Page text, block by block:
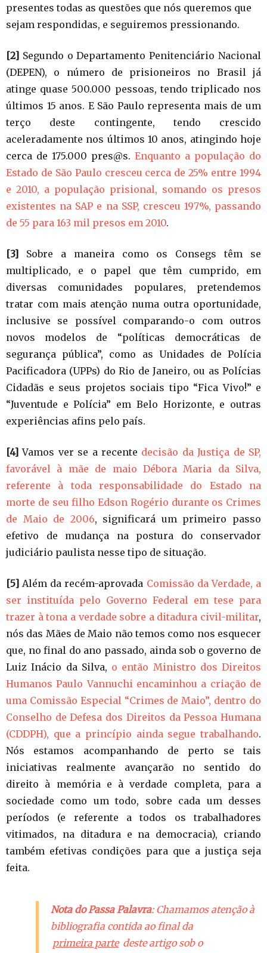
presentes todas as questões que nós queremos que
sejam respondidas, e seguiremos pressionando.
[2] Segundo o Departamento Penitenciário Nacional
(DEPEN), o número de prisioneiros no Brasil já
atinge quase 500.000 pessoas, tendo triplicado nos
últimos 15 anos. E São Paulo representa mais de um
terço deste contingente, tendo crescido
aceleradamente nos últimos 10 anos, atingindo hoje
cerca de 175.000 pres@s. Enquanto a população do
Estado de São Paulo cresceu cerca de 25% entre 1994
e 2010, a população prisional, somando os presos
existentes na SAP e na SSP, cresceu 197%, passando
de 55 para 163 mil presos em 2010.
[3]
Sobre a maneira como os Consegs têm se
multiplicado, e o papel que têm cumprido, em
diversas comunidades populares, pretendemos
tratar com mais atenção numa outra oportunidade,
inclusive se possível comparando-o com outros
novos modelos de “políticas democráticas de
segurança pública”, como as Unidades de Polícia
Pacificadora (UPPs) do Rio de Janeiro, ou as Polícias
Cidadãs e seus projetos sociais tipo “Fica Vivo!” e
“Juventude e Polícia” em Belo Horizonte, e outras
experiências afins pelo país.
[4] Vamos ver se a recente decisão da Justiça de SP,
favorável à mãe de maio Débora Maria da Silva,
referente à toda responsabilidade do Estado na
morte de seu filho Edson Rogério durante os Crimes
de Maio de 2006, significará um primeiro passo
efetivo de mudança na postura do conservador
judiciário paulista nesse tipo de situação.
[5] Além da recém-aprovada Comissão da Verdade, a
ser instituída pelo Governo Federal em tese para
trazer à tona a verdade sobre a ditadura civil-militar,
nós das Mães de Maio não temos como nos esquecer
que, no final do ano passado, ainda sob o governo de
Luiz Inácio da Silva, o então Ministro dos Direitos
Humanos Paulo Vannuchi encaminhou a criação de
uma Comissão Especial “Crimes de Maio”, dentro do
Conselho de Defesa dos Direitos da Pessoa Humana
(CDDPH), que a princípio ainda segue trabalhando.
Nós estamos acompanhando de perto se tais
iniciativas realmente avançarão no sentido do
direito à memória e à verdade completa, para a
sociedade como um todo, sobre cada um desses
períodos (e referente a todos os trabalhadores
vitimados, na ditadura e na democracia), criando
também efetivas condições para que a justiça seja
feita.
Nota do Passa Palavra: Chamamos atenção à
bibliografia contida ao final da
primeira parte deste artigo sob o